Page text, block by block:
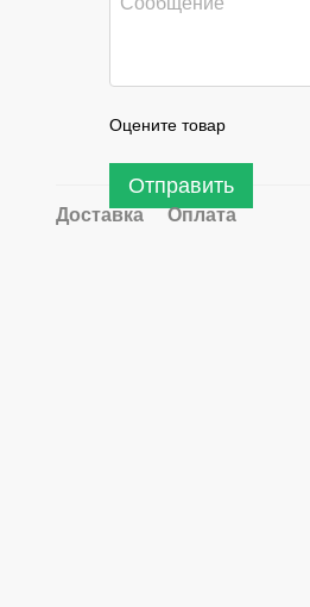
Оцените товар
Отправить
Доставка Оплата